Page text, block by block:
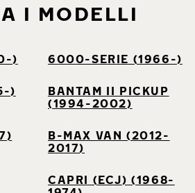
I MODELLI
) 6000-SERIE (1966-)
)
BANTAM II PICKUP
(1994-2002)
B-MAX VAN (2012-
2017)
CAPRI (ECJ) (1968-